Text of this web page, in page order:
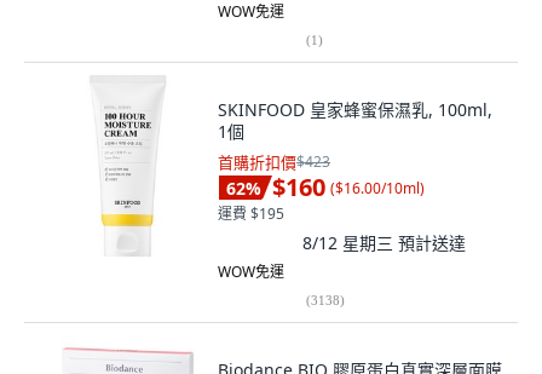
WOW免運
(1)
SKINFOOD 皇家蜂蜜保濕乳, 100ml,
1個
首購折扣價$423
62% $160 ($16.00/10ml)
運費 $195
8/12 星期三 預計送達
WOW免運
(3138)